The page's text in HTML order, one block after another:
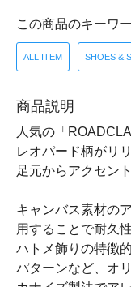
この商品のキーワ
ALL ITEM SHOES &
商品説明
人気の「
レオパード柄がリリ
足元からアクセン
キャンバス素材の
用することで耐久
ハトメ飾りの特徴
パターンなど、オ